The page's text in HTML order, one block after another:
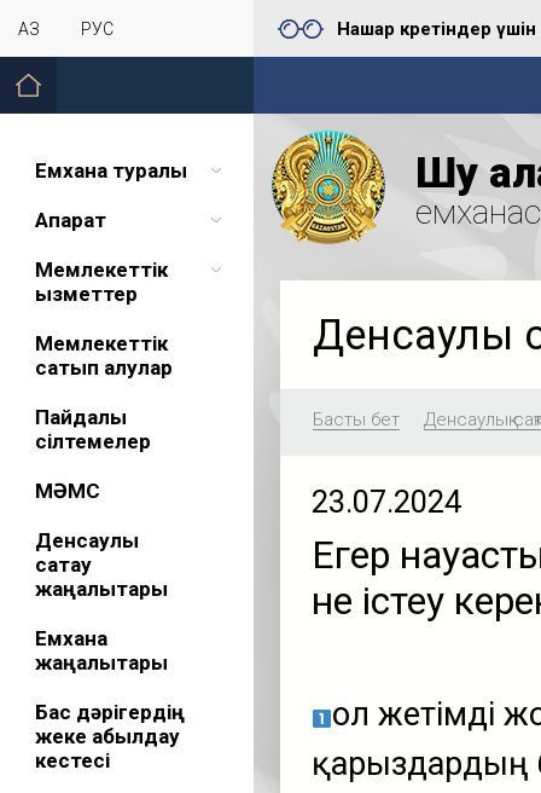
ҚАЗ РУС Нашар көретіндер үшін
Емхана туралы
Ақпарат
Мемлекеттік
қызметтер
Мемлекеттік
сатып алулар
Пайдалы
сілтемелер
МӘМС
Денсаулық
сақтау
жаңалықтары
Емхана
жаңалықтары
Бас дәрігердің
жеке қабылдау
кестесі
Шу
Денсаулық
Басты бет Денсаулық
23.07.2024
Егер
не істеу
Қол жетімді
қарыздардың